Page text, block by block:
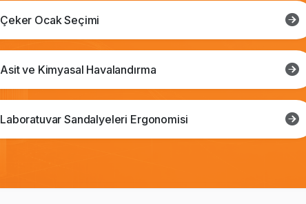
Çeker Ocak Seçimi
Asit ve Kimyasal Havalandırma
Laboratuvar Sandalyeleri Ergonomisi